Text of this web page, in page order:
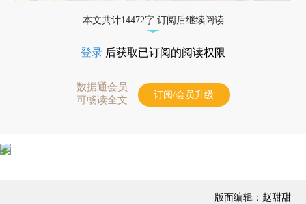
本文共计14472字 订阅后继续阅读
登录 后获取已订阅的阅读权限
数据通会员
可畅读全文
订阅/会员升级
版面编辑：赵甜甜